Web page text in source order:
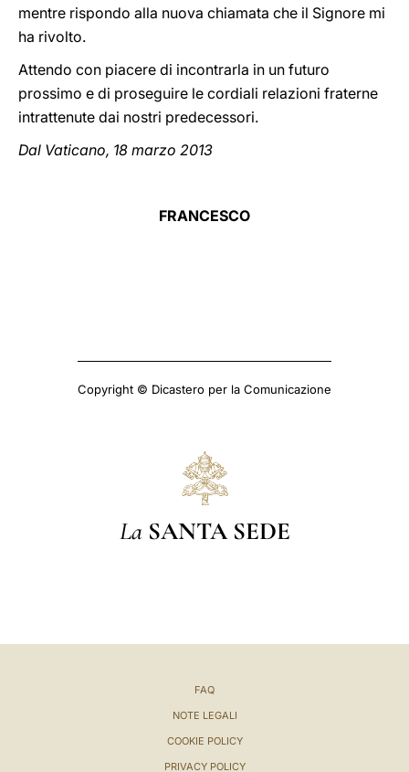
mentre rispondo alla nuova chiamata che il Signore mi
ha rivolto.
Attendo con piacere di incontrarla in un futuro
prossimo e di proseguire le cordiali relazioni fraterne
intrattenute dai nostri predecessori.
Dal Vaticano, 18 marzo 2013
FRANCESCO
Copyright © Dicastero per la Comunicazione
La SANTA SEDE
FAQ
NOTE LEGALI
COOKIE POLICY
PRIVACY POLICY